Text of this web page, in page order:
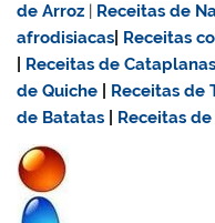
de Arroz | Receitas de
afrodisiacas Receitas
Receitas de Cataplanas
de Quiche
Receitas de
de Batatas
Receitas de